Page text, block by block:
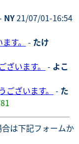
NY21/07/01-16:54
す。 - たけ
います。 - よこ
ございます。 - た
合は下記フォームか